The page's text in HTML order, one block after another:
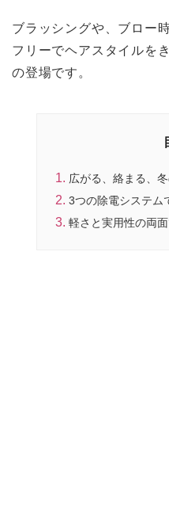
ブラッシングや、ブロー
フリーでヘアスタイルを
の登場です。
広がる、絡まる、
3つの除電システム
軽さと実用性の両